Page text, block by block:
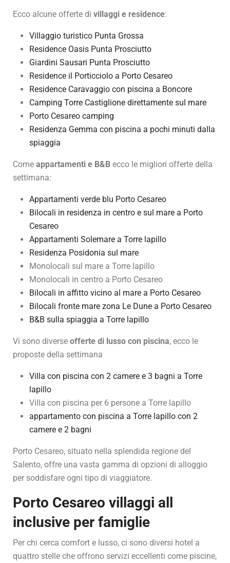
Ecco alcune offerte di villaggi e residence:
Villaggio turistico Punta Grossa
Residence Oasis Punta Prosciutto
Giardini Sausari Punta Prosciutto
Residence il Porticciolo a Porto Cesareo
Residence Caravaggio con piscina a Boncore
Camping Torre Castiglione direttamente sul mare
Porto Cesareo camping
Residenza Gemma con piscina a pochi minuti dalla
spiaggia
Come appartamenti e B&B ecco le migliori offerte della
settimana:
Appartamenti verde blu Porto Cesareo
Bilocali in residenza in centro e sul mare a Porto
Cesareo
Appartamenti Solemare a Torre lapillo
Residenza Posidonia sul mare
Monolocali sul mare a Torre lapillo
Monolocali in centro a Porto Cesareo
Bilocali in affitto vicino al mare a Porto Cesareo
Bilocali fronte mare zona Le Dune a Porto Cesareo
B&B sulla spiaggia a Torre lapillo
Vi sono diverse offerte di lusso con piscina, ecco le
proposte della settimana
Villa con piscina con 2 camere e 3 bagni a Torre
lapillo
Villa con piscina per 6 persone a Torre lapillo
appartamento con piscina a Torre lapillo con 2
camere e 2 bagni
Porto Cesareo, situato nella splendida regione del
Salento, offre una vasta gamma di opzioni di alloggio
per soddisfare ogni tipo di viaggiatore.
Porto Cesareo villaggi all
inclusive per famiglie
Per chi cerca comfort e lusso, ci sono diversi hotel a
quattro stelle che offrono servizi eccellenti come piscine,